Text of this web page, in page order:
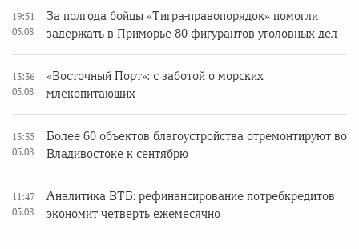
19:51
05.08
За полгода бойцы «Тигра-правопорядок» помогли
задержать в Приморье 80 фигурантов уголовных дел
13:36
05.08
«Восточный Порт»: с заботой о морских
млекопитающих
13:35
05.08
Более 60 объектов благоустройства отремонтируют во
Владивостоке к сентябрю
11:47
05.08
Аналитика ВТБ: рефинансирование потребкредитов
экономит четверть ежемесячно